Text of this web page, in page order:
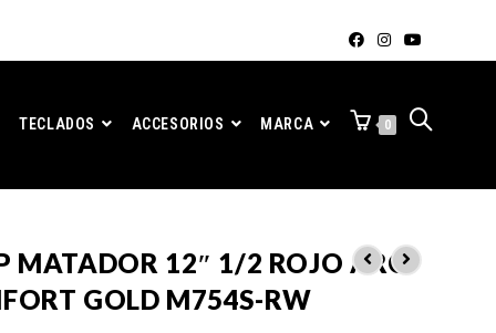
TECLADOS ACCESORIOS MARCA 0
MATADOR 12″ 1/2 ROJO ARO
GOLD M754S-RW